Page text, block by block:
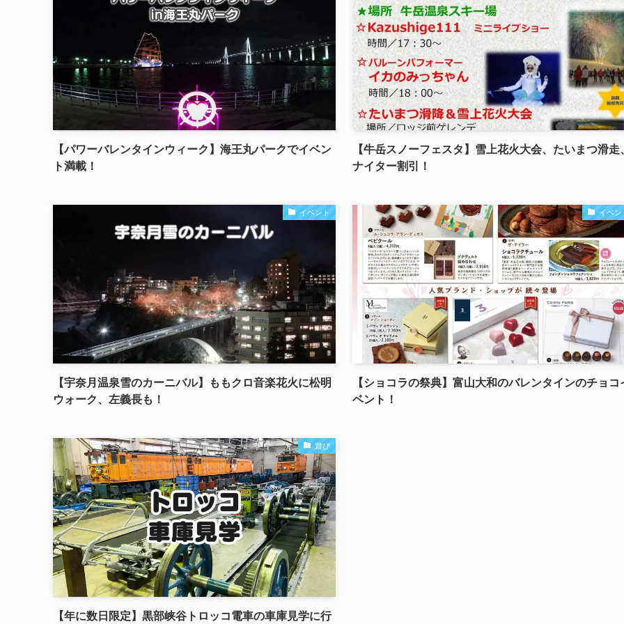
【パワーバレンタインウィーク】海王丸パークでイベン
ト満載！
【牛岳スノーフェスタ】雪上花火大会、たいまつ滑走
ナイター割引！
イベント
【宇奈月温泉雪のカーニバル】ももクロ音楽花火に松明
ウォーク、左義長も！
イベン
【ショコラの祭典】富山大和のバレンタインのチョコ
ベント！
遊び
【年に数日限定】黒部峡谷トロッコ電車の車庫見学に行